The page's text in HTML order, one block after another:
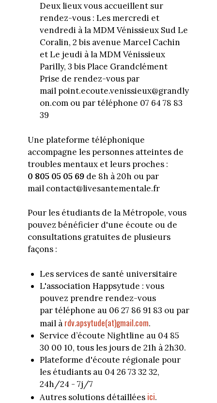
Deux lieux vous accueillent sur
rendez-vous : Les mercredi et
vendredi à la MDM Vénissieux Sud Le
Coralin, 2 bis avenue Marcel Cachin
et Le jeudi à la MDM Vénissieux
Parilly, 3 bis Place Grandclément
Prise de rendez-vous par
mail point.ecoute.venissieux@grandly
on.com ou par téléphone 07 64 78 83
39
Une plateforme téléphonique
accompagne les personnes atteintes de
troubles mentaux et leurs proches :
0 805 05 05 69de 8h à 20h ou par
mail contact@livesantementale.fr
Pour les étudiants de la Métropole, vous
pouvez bénéficier d'une écoute ou de
consultations gratuites de plusieurs
façons :
Les services de santé universitaire
L'association Happsytude : vous
pouvez prendre rendez-vous
par téléphone au 06 27 86 91 83 ou par
mail à rdv.apsytude(at)gmail.com.
Service d’écoute Nightline au 04 85
30 00 10, tous les jours de 21h à 2h30.
Plateforme d'écoute régionale pour
les étudiants au 04 26 73 32 32,
24h/24 - 7j/7
Autres solutions détaillées ici.